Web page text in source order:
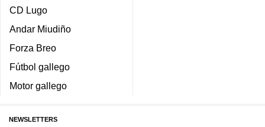
CD Lugo
Andar Miudiño
Forza Breo
Fútbol gallego
Motor gallego
NEWSLETTERS